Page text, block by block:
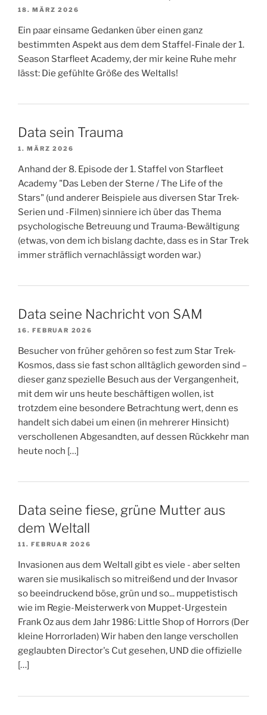
18. MÄRZ 2026
Ein paar einsame Gedanken über einen ganz
bestimmten Aspekt aus dem dem Staffel-Finale der 1.
Season Starfleet Academy, der mir keine Ruhe mehr
lässt: Die gefühlte Größe des Weltalls!
Data sein Trauma
1. MÄRZ 2026
Anhand der 8. Episode der 1. Staffel von Starfleet
Academy "Das Leben der Sterne / The Life of the
Stars" (und anderer Beispiele aus diversen Star Trek-
Serien und -Filmen) sinniere ich über das Thema
psychologische Betreuung und Trauma-Bewältigung
(etwas, von dem ich bislang dachte, dass es in Star Trek
immer sträflich vernachlässigt worden war.)
Data seine Nachricht von SAM
16. FEBRUAR 2026
Besucher von früher gehören so fest zum Star Trek-
Kosmos, dass sie fast schon alltäglich geworden sind –
dieser ganz spezielle Besuch aus der Vergangenheit,
mit dem wir uns heute beschäftigen wollen, ist
trotzdem eine besondere Betrachtung wert, denn es
handelt sich dabei um einen (in mehrerer Hinsicht)
verschollenen Abgesandten, auf dessen Rückkehr man
heute noch […]
Data seine fiese, grüne Mutter aus
dem Weltall
11. FEBRUAR 2026
Invasionen aus dem Weltall gibt es viele - aber selten
waren sie musikalisch so mitreißend und der Invasor
so beeindruckend böse, grün und so... muppetistisch
wie im Regie-Meisterwerk von Muppet-Urgestein
Frank Oz aus dem Jahr 1986: Little Shop of Horrors (Der
kleine Horrorladen) Wir haben den lange verschollen
geglaubten Director's Cut gesehen, UND die offizielle
[…]